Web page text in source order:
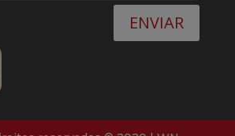
ENVIAR